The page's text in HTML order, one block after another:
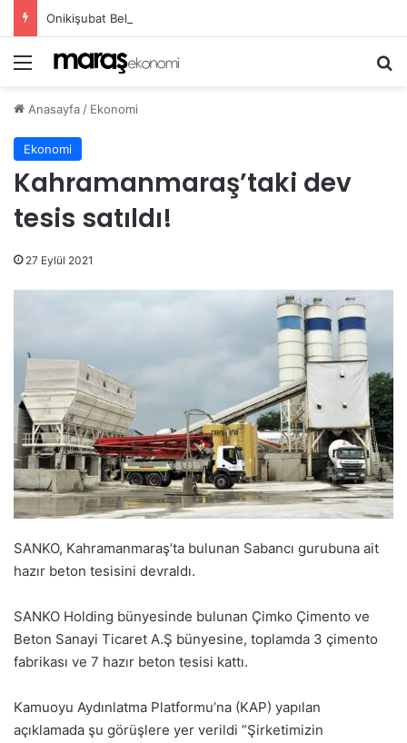
Menü
Anasayfa / Ekonomi
Ekonomi
Kahramanmaraş’taki dev
tesis satıldı!
27 Eylül 2021
SANKO, Kahramanmaraş’ta bulunan Sabancı gurubuna ait
hazır beton tesisini devraldı.
SANKO Holding bünyesinde bulunan Çimko Çimento ve
Beton Sanayi Ticaret A.Ş bünyesine, toplamda 3 çimento
fabrikası ve 7 hazır beton tesisi kattı.
Kamuoyu Aydınlatma Platformu’na (KAP) yapılan
açıklamada şu görüşlere yer verildi ”Şirketimizin